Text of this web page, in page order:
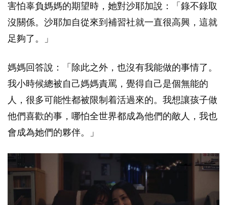
害怕辜負媽媽的期望時，她對沙耶加說：「錄不錄取
沒關係。沙耶加自從來到補習社就一直很高興，這就
足夠了。」
媽媽回答說：「除此之外，也沒有我能做的事情了。
我小時候總被自己媽媽責罵，覺得自己是個無能的
人，很多可能性都被限制着活過來的。我想讓孩子做
他們喜歡的事，哪怕全世界都成為他們的敵人，我也
會成為她們的夥伴。」